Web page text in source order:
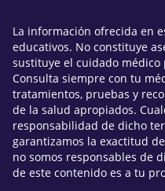
La información ofrecida en
educativos. No constituye
sustituye el cuidado
Consulta siempre con tu
tratamientos, pruebas y
de la salud apropiados.
responsabilidad de dicho
garantizamos la exactitud
no somos responsables de
de este contenido es a tu